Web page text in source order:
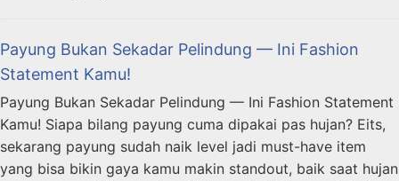
Payung Bukan Sekadar Pelindung — Ini Fashion
Statement Kamu!
Payung Bukan Sekadar Pelindung — Ini Fashion Statement
Kamu! Siapa bilang payung cuma dipakai pas hujan? Eits,
sekarang payung sudah naik level jadi must-have item
yang bisa bikin gaya kamu makin standout, baik saat hujan